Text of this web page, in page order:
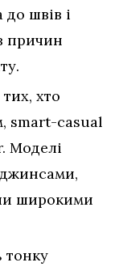
до швів і
причин
хто
smart-casual
Моделі
широкими
тонку